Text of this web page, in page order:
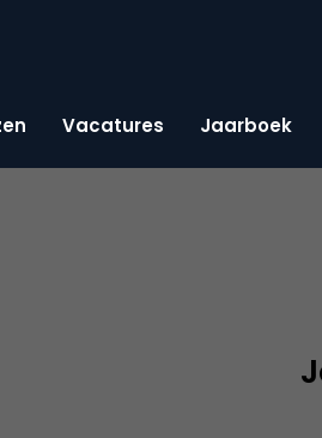
Vacatures Jaarboek